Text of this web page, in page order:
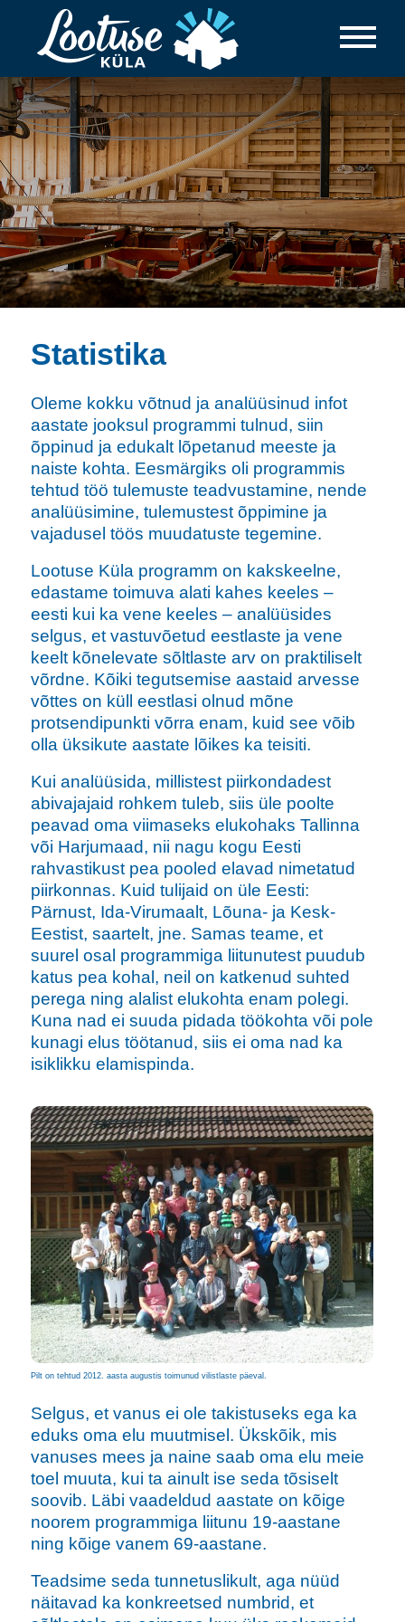
Statistika
Oleme kokku võtnud ja analüüsinud infot
aastate jooksul programmi tulnud, siin
õppinud ja edukalt lõpetanud meeste ja
naiste kohta. Eesmärgiks oli programmis
tehtud töö tulemuste teadvustamine, nende
analüüsimine, tulemustest õppimine ja
vajadusel töös muudatuste tegemine.
Lootuse Küla programm on kakskeelne,
edastame toimuva alati kahes keeles –
eesti kui ka vene keeles – analüüsides
selgus, et vastuvõetud eestlaste ja vene
keelt kõnelevate sõltlaste arv on praktiliselt
võrdne. Kõiki tegutsemise aastaid arvesse
võttes on küll eestlasi olnud mõne
protsendipunkti võrra enam, kuid see võib
olla üksikute aastate lõikes ka teisiti.
Kui analüüsida, millistest piirkondadest
abivajajaid rohkem tuleb, siis üle poolte
peavad oma viimaseks elukohaks Tallinna
või Harjumaad, nii nagu kogu Eesti
rahvastikust pea pooled elavad nimetatud
piirkonnas. Kuid tulijaid on üle Eesti:
Pärnust, Ida-Virumaalt, Lõuna- ja Kesk-
Eestist, saartelt, jne. Samas teame, et
suurel osal programmiga liitunutest puudub
katus pea kohal, neil on katkenud suhted
perega ning alalist elukohta enam polegi.
Kuna nad ei suuda pidada töökohta või pole
kunagi elus töötanud, siis ei oma nad ka
isiklikku elamispinda.
Pilt on tehtud 2012. aasta augustis toimunud vilistlaste päeval.
Selgus, et vanus ei ole takistuseks ega ka
eduks oma elu muutmisel. Ükskõik, mis
vanuses mees ja naine saab oma elu meie
toel muuta, kui ta ainult ise seda tõsiselt
soovib. Läbi vaadeldud aastate on kõige
noorem programmiga liitunu 19-aastane
ning kõige vanem 69-aastane.
Teadsime seda tunnetuslikult, aga nüüd
näitavad ka konkreetsed numbrid, et